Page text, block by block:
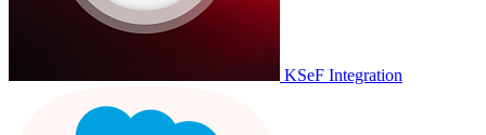
KSeF Integration